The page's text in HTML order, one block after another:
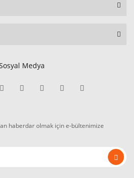
Medya
haberdar olmak için e-bültenimize